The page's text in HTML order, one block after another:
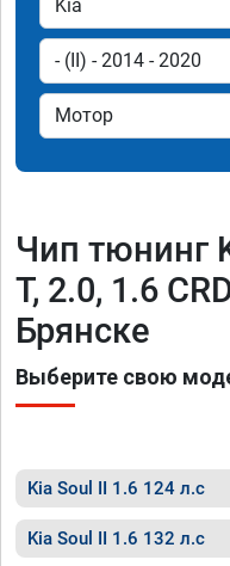
Чип тюнинг
T, 2.0, 1.6
Брянске
Выберите свою
Kia Soul II 1.6 124 л.с
Kia Soul II 1.6 132 л.с